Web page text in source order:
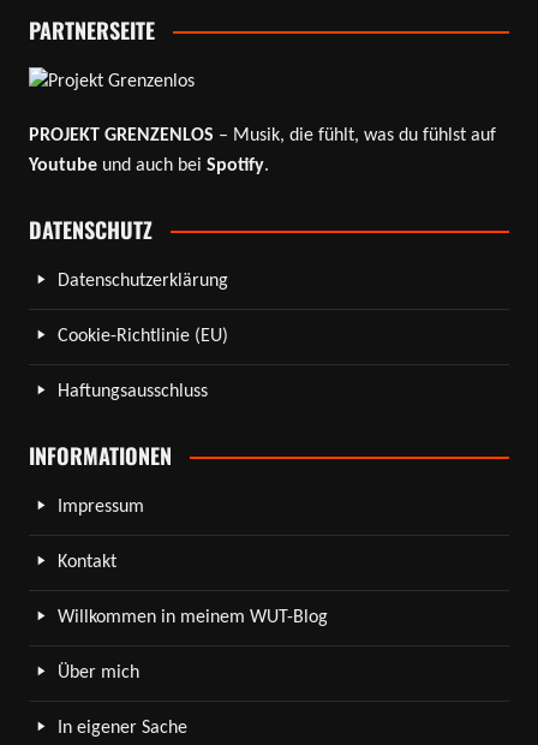
PARTNERSEITE
PROJEKT GRENZENLOS – Musik, die fühlt, was du fühlst auf
Youtube und auch bei Spotify.
DATENSCHUTZ
Datenschutzerklärung
Cookie-Richtlinie (EU)
Haftungsausschluss
INFORMATIONEN
Impressum
Kontakt
Willkommen in meinem WUT-Blog
Über mich
In eigener Sache